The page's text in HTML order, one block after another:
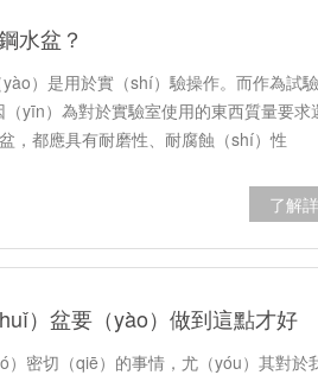
水盆？
）是用於實（shí）驗操作。而作為試
yīn）為對於實驗室使用的東西質量要求
，都應具有耐磨性、耐腐蝕（shí）性
了解
）盆要（yào）做到這點才好
密切（qiē）的事情，尤（yóu）其對於